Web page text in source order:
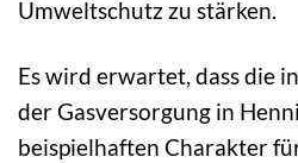
Umweltschutz zu stärken.
Es wird erwartet, dass die
der Gasversorgung in
beispielhaften Charakter